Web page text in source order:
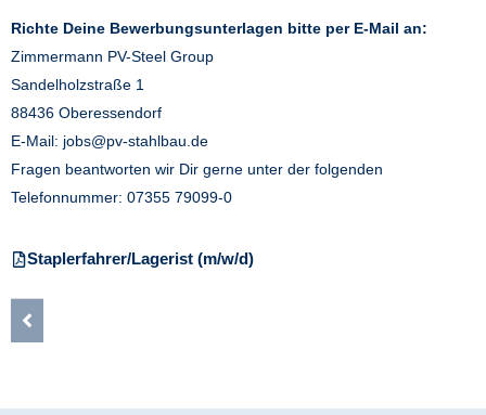
Richte Deine Bewerbungsunterlagen bitte per E-Mail an:
Zimmermann PV-Steel Group
Sandelholzstraße 1
88436 Oberessendorf
E-Mail: jobs@pv-stahlbau.de
Fragen beantworten wir Dir gerne unter der folgenden
Telefonnummer: 07355 79099-0
Staplerfahrer/Lagerist (m/w/d)